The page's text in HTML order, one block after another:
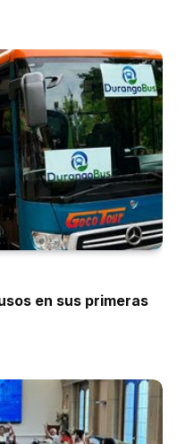
en sus primeras